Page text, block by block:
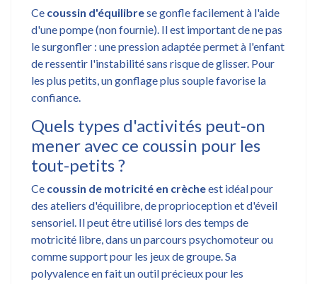
Ce coussin d'équilibrese gonfle facilement à l'aide
d'une pompe (non fournie). Il est important de ne pas
le surgonfler : une pression adaptée permet à l'enfant
de ressentir l'instabilité sans risque de glisser. Pour
les plus petits, un gonflage plus souple favorise la
confiance.
Quels types d'activités peut-on
mener avec ce coussin pour les
tout-petits ?
Ce coussin de motricité en crècheest idéal pour
des ateliers d'équilibre, de proprioception et d'éveil
sensoriel. Il peut être utilisé lors des temps de
motricité libre, dans un parcours psychomoteur ou
comme support pour les jeux de groupe. Sa
polyvalence en fait un outil précieux pour les